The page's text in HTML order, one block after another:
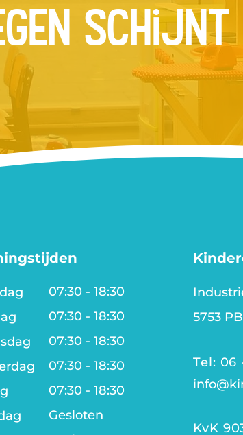
07:30 - 18:30
07:30 - 18:30
07:30 - 18:30
07:30 - 18:30
07:30 - 18:30
Gesloten
5753
Tel: 06
KvK